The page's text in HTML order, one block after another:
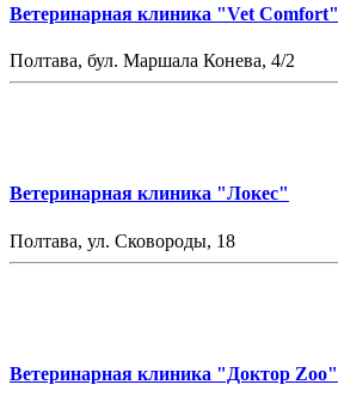
Ветеринарная клиника "Vet Comfort"
Полтава, бул. Маршала Конева, 4/2
Ветеринарная клиника "Локес"
Полтава, ул. Сковороды, 18
Ветеринарная клиника "Доктор Zоо"